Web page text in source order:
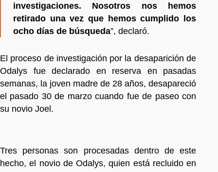
investigaciones. Nosotros nos hemos
retirado una vez que hemos cumplido los
ocho días de búsqueda”, declaró.
El proceso de investigación por la desaparición de
Odalys fue declarado en reserva en pasadas
semanas, la joven madre de 28 años, desapareció
el pasado 30 de marzo cuando fue de paseo con
su novio Joel.
Tres personas son procesadas dentro de este
hecho, el novio de Odalys, quien está recluido en